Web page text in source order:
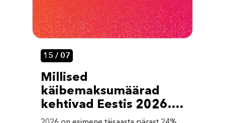
15 / 07
Millised
käibemaksumäärad
kehtivad Eestis 2026.
aastal?